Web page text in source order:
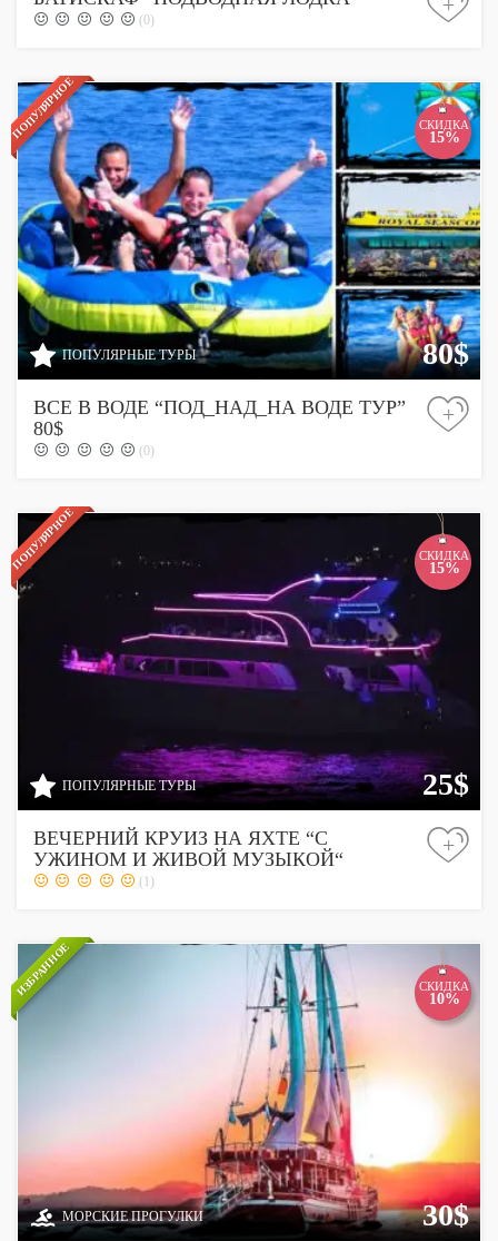
(0)
ПОПУЛЯРНОЕ СКИДКА
15%
ПОПУЛЯРНЫЕ ТУРЫ 80$
ВСЕ В ВОДЕ “ПОД_НАД_НА ВОДЕ ТУР”
80$
(0)
+
ПОПУЛЯРНОЕ СКИДКА
15%
ПОПУЛЯРНЫЕ ТУРЫ 25$
ВЕЧЕРНИЙ КРУИЗ НА ЯХТЕ “С
УЖИНОМ И ЖИВОЙ МУЗЫКОЙ“
(1)
+
ИЗБРАННОЕ СКИДКА
10%
МОРСКИЕ ПРОГУЛКИ 30$